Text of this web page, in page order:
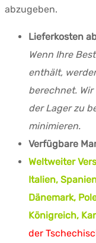
abzugeben.
Lieferkosten
Wenn Ihre
enthält,
berechnet.
der Lager zu
minimieren.
Verfügbare
Weltweiter
Italien,
Dänemark,
Königreich,
der